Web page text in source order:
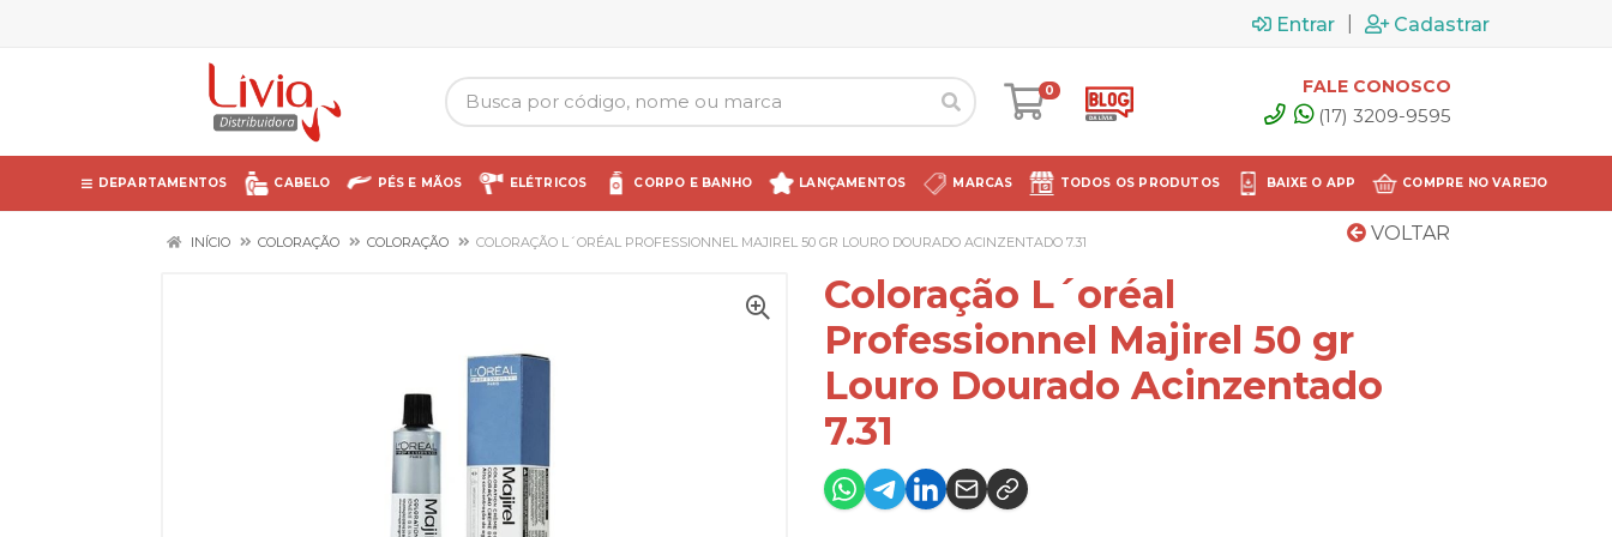
Entrar Cadastrar
0 FALE CONOSCO
(17) 3209-9595
DEPARTAMENTOS CABELO PÉS E MÃOS ELÉTRICOS CORPO E BANHO LANÇAMENTOS MARCAS TODOS OS PRODUTOS BAIXE O APP COMPRE NO VAREJO
VOLTAR
INÍCIO COLORAÇÃO COLORAÇÃO COLORAÇÃO L´ORÉAL PROFESSIONNEL MAJIREL 50 GR LOURO DOURADO ACINZENTADO 7.31
Coloração L´oréal
Professionnel Majirel 50 gr
Louro Dourado Acinzentado
7.31